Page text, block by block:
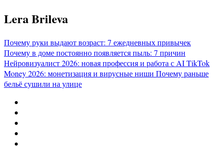
Перейти
к
Lera Brileva
Почему руки выдают возраст: 7 ежедневных привычек
Почему в доме постоянно появляется пыль: 7 причин
Нейровизуалист 2026: новая профессия и работа с AITikTok
Money 2026: монетизация и вирусные ниши Почему раньше
бельё сушили на улице